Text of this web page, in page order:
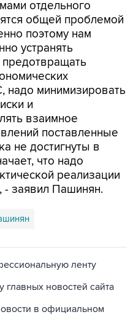
отдельного
общей проблемой
поэтому нам
устранять
надо минимизировать
и
взаимное
поставленные
не достигнуты в
что надо
реализации
- заявил Пашинян.
ленту
главных новостей сайта
в официальном